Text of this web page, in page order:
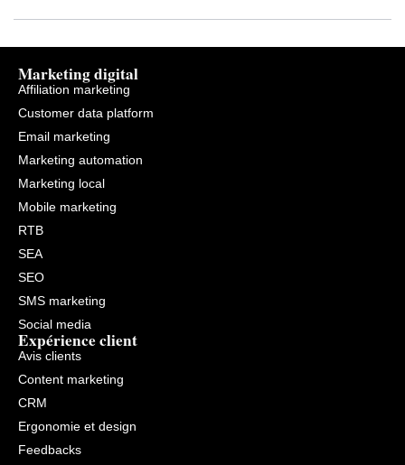
Marketing digital
Affiliation marketing
Customer data platform
Email marketing
Marketing automation
Marketing local
Mobile marketing
RTB
SEA
SEO
SMS marketing
Social media
Expérience client
Avis clients
Content marketing
CRM
Ergonomie et design
Feedbacks